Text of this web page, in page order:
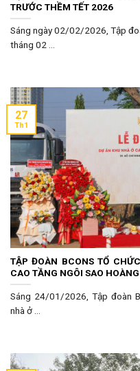
TRƯỚC THỀM TẾT 2026
Sáng ngày 02/02/2026, Tập
tháng 02 ...
TẬP ĐOÀN BCONS TỔ
CAO TẦNG NGÔI SAO
Sáng 24/01/2026, Tập đoàn
nhà ở ...
27
Th1